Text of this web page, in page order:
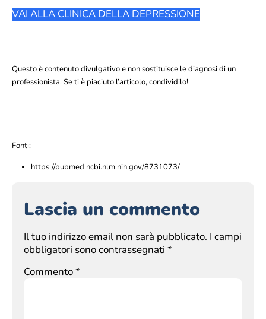
VAI ALLA CLINICA DELLA DEPRESSIONE
Questo è contenuto divulgativo e non sostituisce le diagnosi di un
professionista. Se ti è piaciuto l’articolo, condividilo!
Fonti:
https://pubmed.ncbi.nlm.nih.gov/8731073/
Lascia un commento
Il tuo indirizzo email non sarà pubblicato. I campi
obbligatori sono contrassegnati *
Commento*